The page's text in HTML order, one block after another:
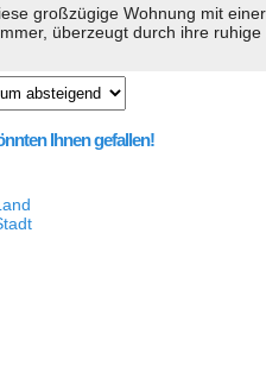
großzügige Wohnung mit
überzeugt durch ihre ruhige
Ihnen gefallen!